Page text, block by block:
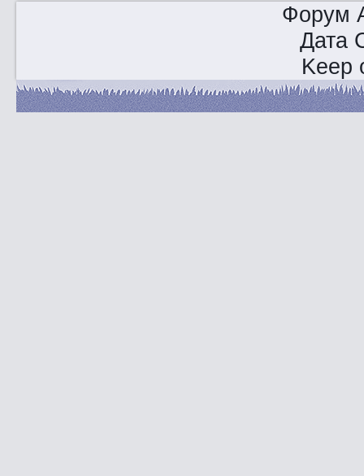
Форум
Дата
Keep